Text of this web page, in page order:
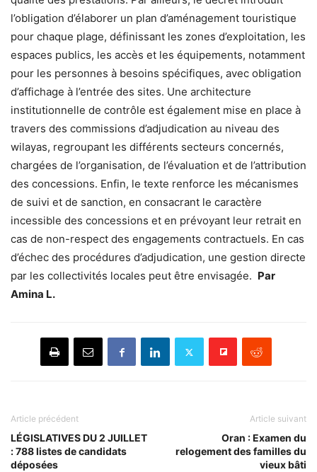
l’obligation d’élaborer un plan d’aménagement touristique
pour chaque plage, définissant les zones d’exploitation, les
espaces publics, les accès et les équipements, notamment
pour les personnes à besoins spécifiques, avec obligation
d’affichage à l’entrée des sites. Une architecture
institutionnelle de contrôle est également mise en place à
travers des commissions d’adjudication au niveau des
wilayas, regroupant les différents secteurs concernés,
chargées de l’organisation, de l’évaluation et de l’attribution
des concessions. Enfin, le texte renforce les mécanismes
de suivi et de sanction, en consacrant le caractère
incessible des concessions et en prévoyant leur retrait en
cas de non-respect des engagements contractuels. En cas
d’échec des procédures d’adjudication, une gestion directe
par les collectivités locales peut être envisagée. Par
Amina L.
Article précédent
LÉGISLATIVES DU 2 JUILLET
: 788 listes de candidats
déposées
Article suivant
Oran : Examen du
relogement des familles du
vieux bâti